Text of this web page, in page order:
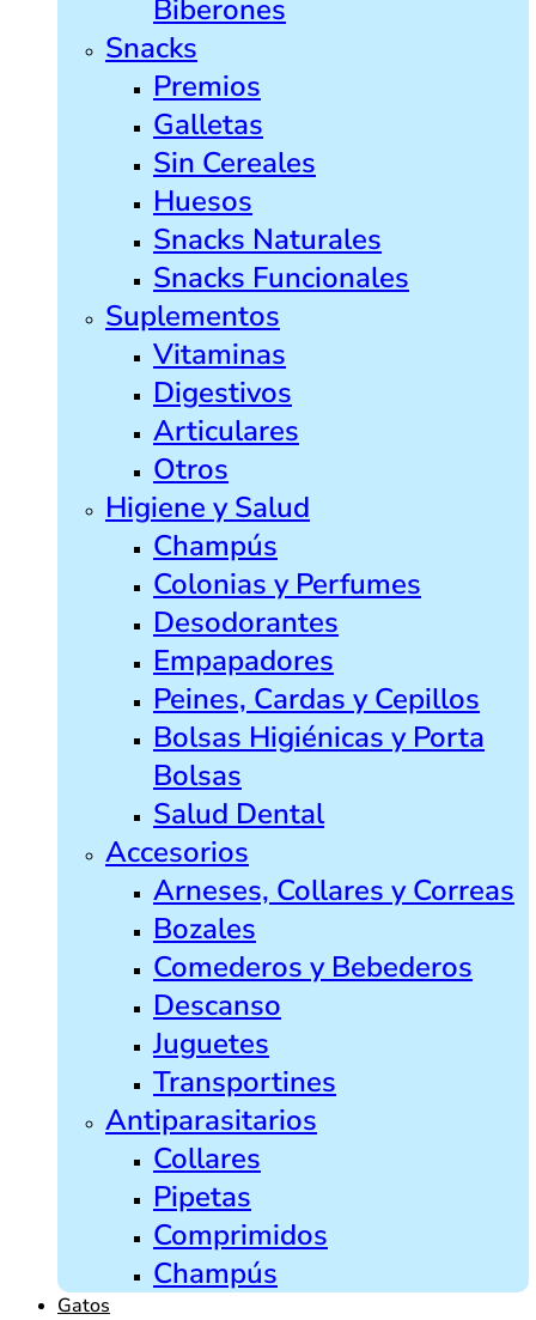
Biberones
Snacks
Premios
Galletas
Sin Cereales
Huesos
Snacks Naturales
Snacks Funcionales
Suplementos
Vitaminas
Digestivos
Articulares
Otros
Higiene y Salud
Champús
Colonias y Perfumes
Desodorantes
Empapadores
Peines, Cardas y Cepillos
Bolsas Higiénicas y Porta
Bolsas
Salud Dental
Accesorios
Arneses, Collares y Correas
Bozales
Comederos y Bebederos
Descanso
Juguetes
Transportines
Antiparasitarios
Collares
Pipetas
Comprimidos
Champús
Gatos